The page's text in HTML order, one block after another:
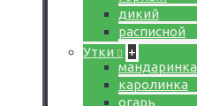
дикий
расписной
Утки
+
мандаринка
каролинка
огарь